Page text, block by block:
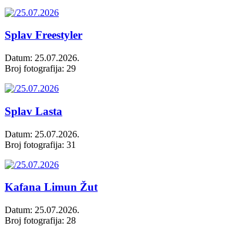
Splav Freestyler
Datum: 25.07.2026.
Broj fotografija: 29
Splav Lasta
Datum: 25.07.2026.
Broj fotografija: 31
Kafana Limun Žut
Datum: 25.07.2026.
Broj fotografija: 28